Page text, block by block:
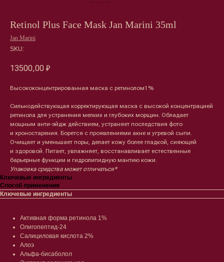
Retinol Plus Face Mask Jan Marini 35ml
Jan Marini
SKU:
13500,00 ₽
Высококонцентрированная маска с ретинолом1%
Сильнодействующая корректирующая маска с высокой концентрацией
ретинола для устранения мелких и глубоких морщин. Обладает
мощным анти-эйдж действием, устраняет последствия фото
и хроностарения. Борется с проявлениями акне и угревой сыпи.
Очищает и уменьшает поры, делает кожу более гладкой, сияющей
и здоровой. Питает, увлажняет, восстанавливает естественные
барьерные функции и гидролипидную мантию кожи.
Упаковка средства может отличаться*
Ключевые ингредиенты
Способ применения
Ключевые ингредиенты
Активная форма ретинола 1%
Олигопептид-24
Салициловая кислота 2%
Алоэ
Альфа-бисаболол
Тело
Кремы
Лицо
Проблемы
Очищение
Сыворотки/ эссенции